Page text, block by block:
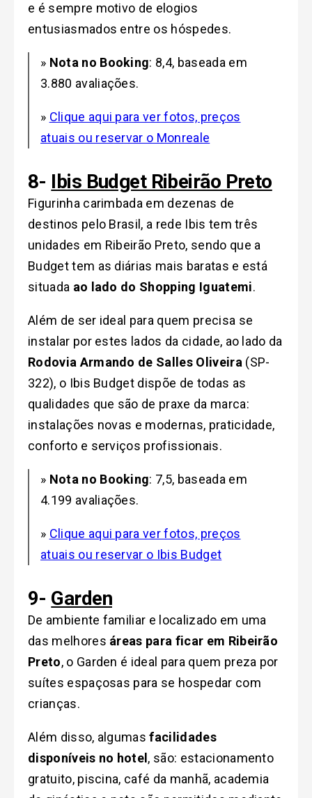
e é sempre motivo de elogios
entusiasmados entre os hóspedes.
» Nota no Booking: 8,4, baseada em
3.880 avaliações.
» Clique aqui para ver fotos, preços
atuais ou reservar o Monreale
8- Ibis Budget Ribeirão Preto
Figurinha carimbada em dezenas de
destinos pelo Brasil, a rede Ibis tem três
unidades em Ribeirão Preto, sendo que a
Budget tem as diárias mais baratas e está
situada ao lado do Shopping Iguatemi.
Além de ser ideal para quem precisa se
instalar por estes lados da cidade, ao lado da
Rodovia Armando de Salles Oliveira (SP-
322), o Ibis Budget dispõe de todas as
qualidades que são de praxe da marca:
instalações novas e modernas, praticidade,
conforto e serviços profissionais.
» Nota no Booking: 7,5, baseada em
4.199 avaliações.
» Clique aqui para ver fotos, preços
atuais ou reservar o Ibis Budget
9- Garden
De ambiente familiar e localizado em uma
das melhores áreas para ficar em Ribeirão
Preto, o Garden é ideal para quem preza por
suítes espaçosas para se hospedar com
crianças.
Além disso, algumasfacilidades
disponíveis no hotel , são: estacionamento
gratuito, piscina, café da manhã, academia